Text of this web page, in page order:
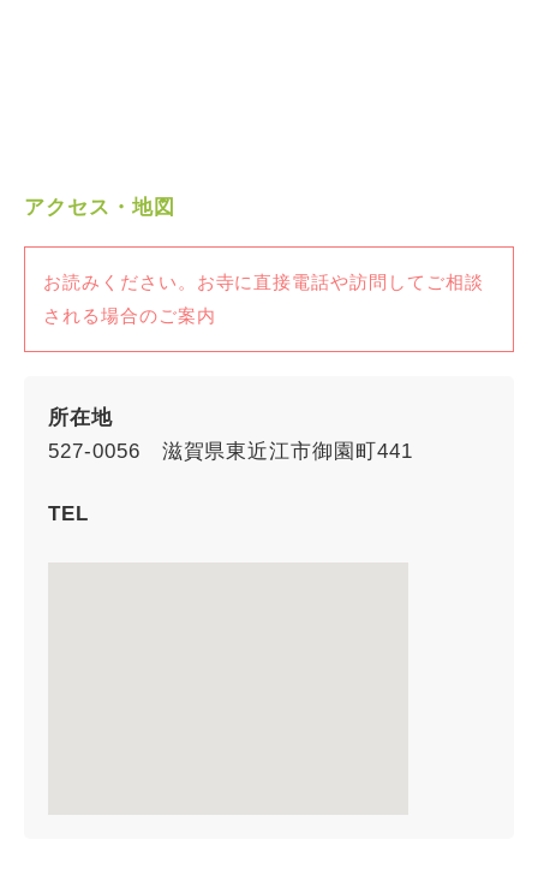
アクセス・地図
お読みください。お寺に直接電話や訪問してご相談
される場合のご案内
所在地
527-0056 滋賀県東近江市御園町441
TEL